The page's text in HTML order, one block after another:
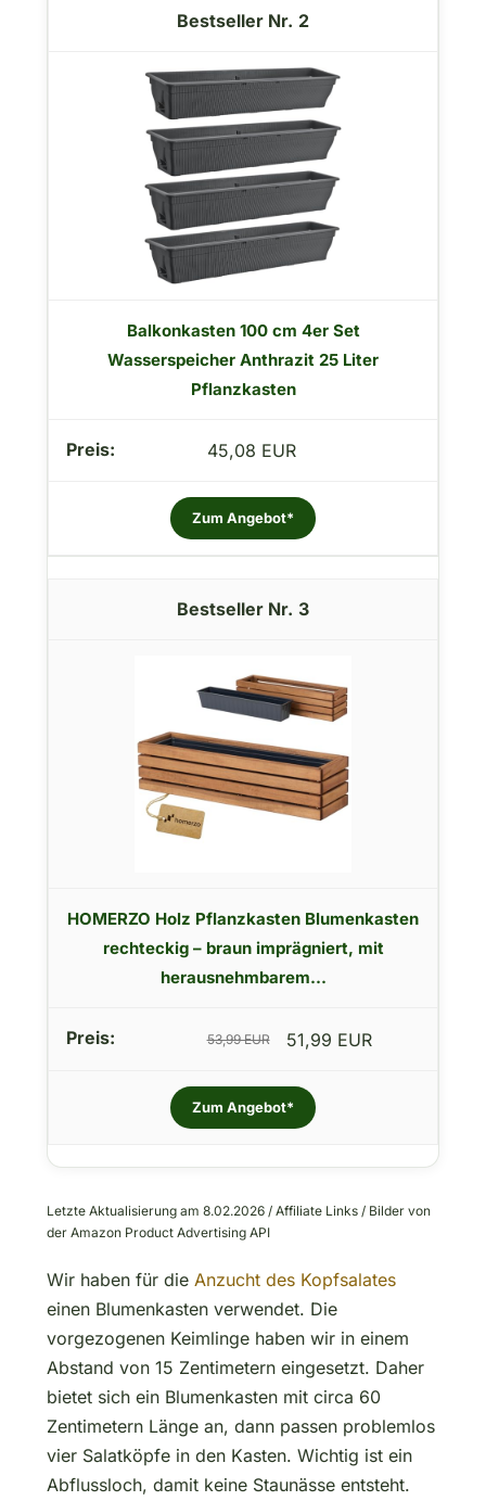
2
Balkonkasten 100 cm 4er Set
Wasserspeicher Anthrazit 25 Liter
Pflanzkasten
45,08 EUR
Zum Angebot*
3
HOMERZO Holz Pflanzkasten Blumenkasten
rechteckig – braun imprägniert, mit
herausnehmbarem...
53,99 EUR 51,99 EUR
Zum Angebot*
Letzte Aktualisierung am 8.02.2026 / Affiliate Links / Bilder von
der Amazon Product Advertising API
Wir haben für die Anzucht des Kopfsalates
einen Blumenkasten verwendet. Die
vorgezogenen Keimlinge haben wir in einem
Abstand von 15 Zentimetern eingesetzt. Daher
bietet sich ein Blumenkasten mit circa 60
Zentimetern Länge an, dann passen problemlos
vier Salatköpfe in den Kasten. Wichtig ist ein
Abflussloch, damit keine Staunässe entsteht.